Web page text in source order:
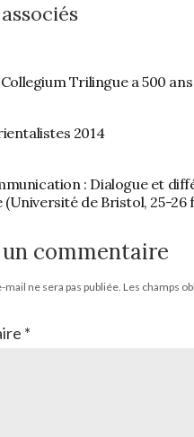
Trilingue a 500 ans
2014
: Dialogue et
de Bristol, 25-26
commentaire
ne sera pas publiée. Les champs
*